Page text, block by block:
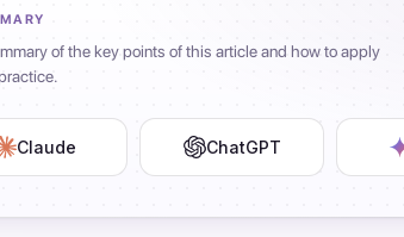
of the key points of this article and how to apply
Claude ChatGPT